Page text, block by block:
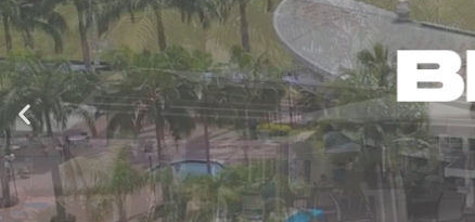
INSTITUCIONAL
DESCARGA NUESTRA
APP
DATOS PERSONALES
ESCENARIOS
DEPORTIVOS